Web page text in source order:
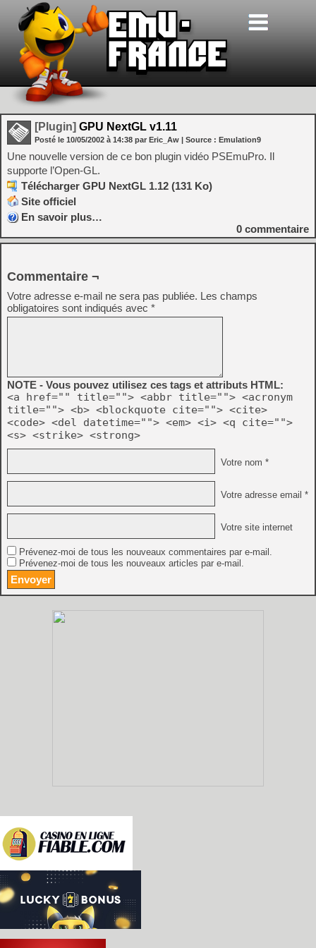
[Plugin] GPU NextGL v1.11
Posté le 10/05/2002 à 14:38 par Eric_Aw | Source : Emulation9
Une nouvelle version de ce bon plugin vidéo PSEmuPro. Il
supporte l’Open-GL.
Télécharger GPU NextGL 1.12 (131 Ko)
Site officiel
En savoir plus…
0 commentaire
Commentaire ¬
Votre adresse e-mail ne sera pas publiée. Les champs
obligatoires sont indiqués avec *
NOTE - Vous pouvez utilisez ces tags et attributs HTML:
<a href="" title=""> <abbr title=""> <acronym
title=""> <b> <blockquote cite=""> <cite>
<code> <del datetime=""> <em> <i> <q cite="">
<s> <strike> <strong>
Votre nom *
Votre adresse email *
Votre site internet
Prévenez-moi de tous les nouveaux commentaires par e-mail.
Prévenez-moi de tous les nouveaux articles par e-mail.